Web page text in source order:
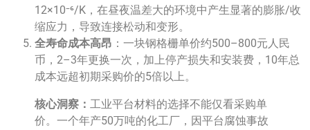
12×10⁻⁶/K，在昼夜温差大的环境中产生显著的膨胀/收
缩应力，导致连接松动和变形。
全寿命成本高昂 ：一块钢格栅单价约500–800元人民
币，2–3年更换一次，加上停产损失和安装费，10年总
成本远超初期采购价的5倍以上。
核心洞察： 工业平台材料的选择不能仅看采购单
价。一个年产50万吨的化工厂，因平台腐蚀事故